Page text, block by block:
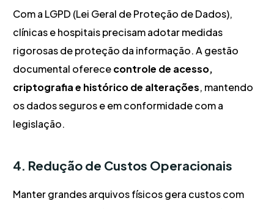
Com a LGPD (Lei Geral de Proteção de Dados),
clínicas e hospitais precisam adotar medidas
rigorosas de proteção da informação. A gestão
documental oferececontrole de acesso,
criptografia e histórico de alterações, mantendo
os dados seguros e em conformidade com a
legislação.
4. Redução de Custos Operacionais
Manter grandes arquivos físicos gera custos com